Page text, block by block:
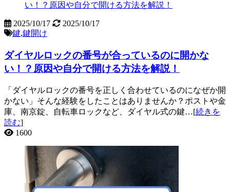
2025/10/17
2025/10/17
鍵,鍵開け
ダイヤルロックの番号が合っているのに開かな
い！？原因や自分で開ける方法を解説！
「ダイヤルロックの番号を正しく合わせているのになぜか開
かない」そんな経験をしたことはありませんか？ポストや金
庫、南京錠、自転車ロックなど、ダイヤル式の鍵…[続きを
読む]
1600